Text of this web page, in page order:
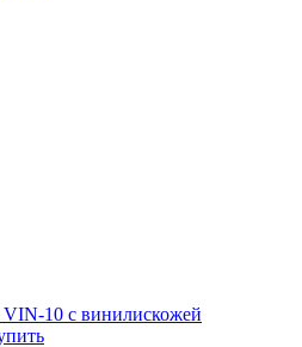
VIN-10 с винилискожей